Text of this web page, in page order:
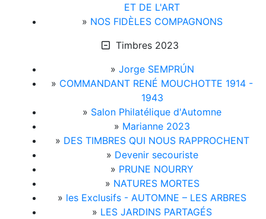
ET DE L'ART
» NOS FIDÈLES COMPAGNONS
Timbres 2023
» Jorge SEMPRÚN
» COMMANDANT RENÉ MOUCHOTTE 1914 -
1943
» Salon Philatélique d'Automne
» Marianne 2023
» DES TIMBRES QUI NOUS RAPPROCHENT
» Devenir secouriste
» PRUNE NOURRY
» NATURES MORTES
» les Exclusifs - AUTOMNE – LES ARBRES
» LES JARDINS PARTAGÉS